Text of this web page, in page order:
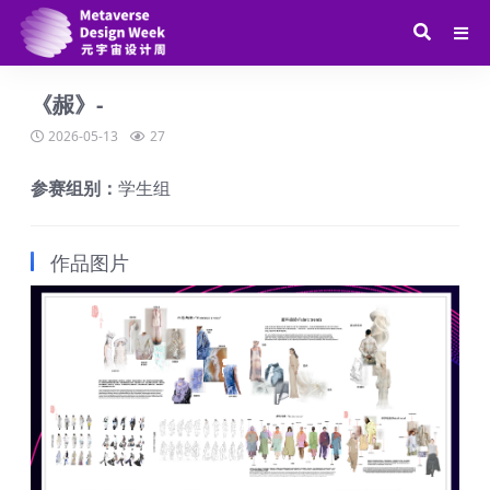
《赧》-
2026-05-13 27
参赛组别： 学生组
作品图片